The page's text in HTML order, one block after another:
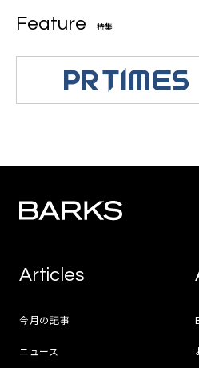
Feature 特集
Articles
今月の記事
ニュース